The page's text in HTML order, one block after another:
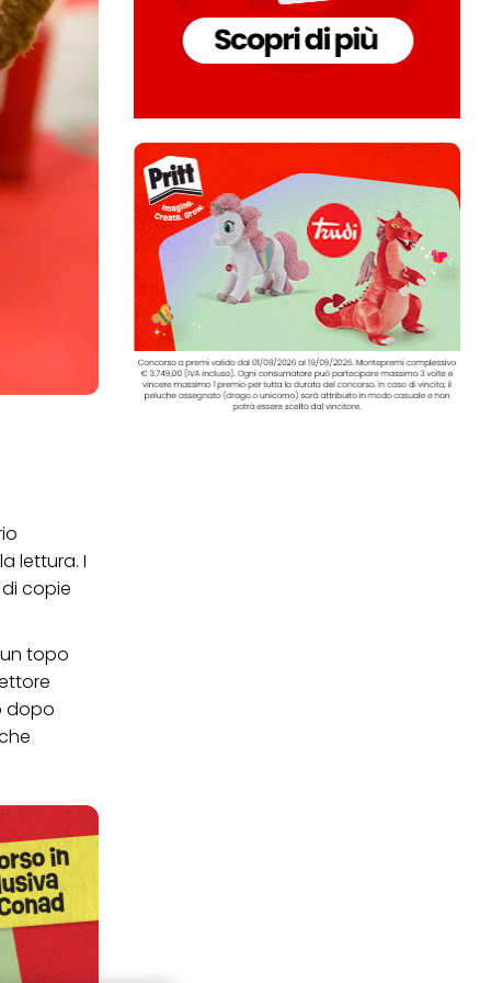
lettura. I
copie
topo
dopo